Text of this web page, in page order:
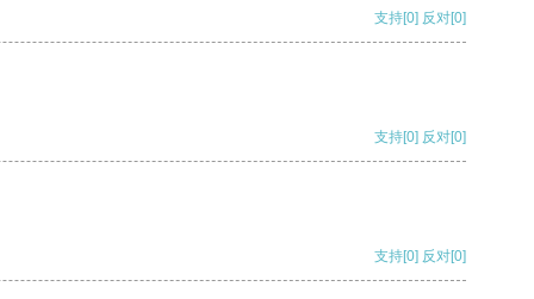
支持[0] 反对[0]
支持[0] 反对[0]
支持[0] 反对[0]